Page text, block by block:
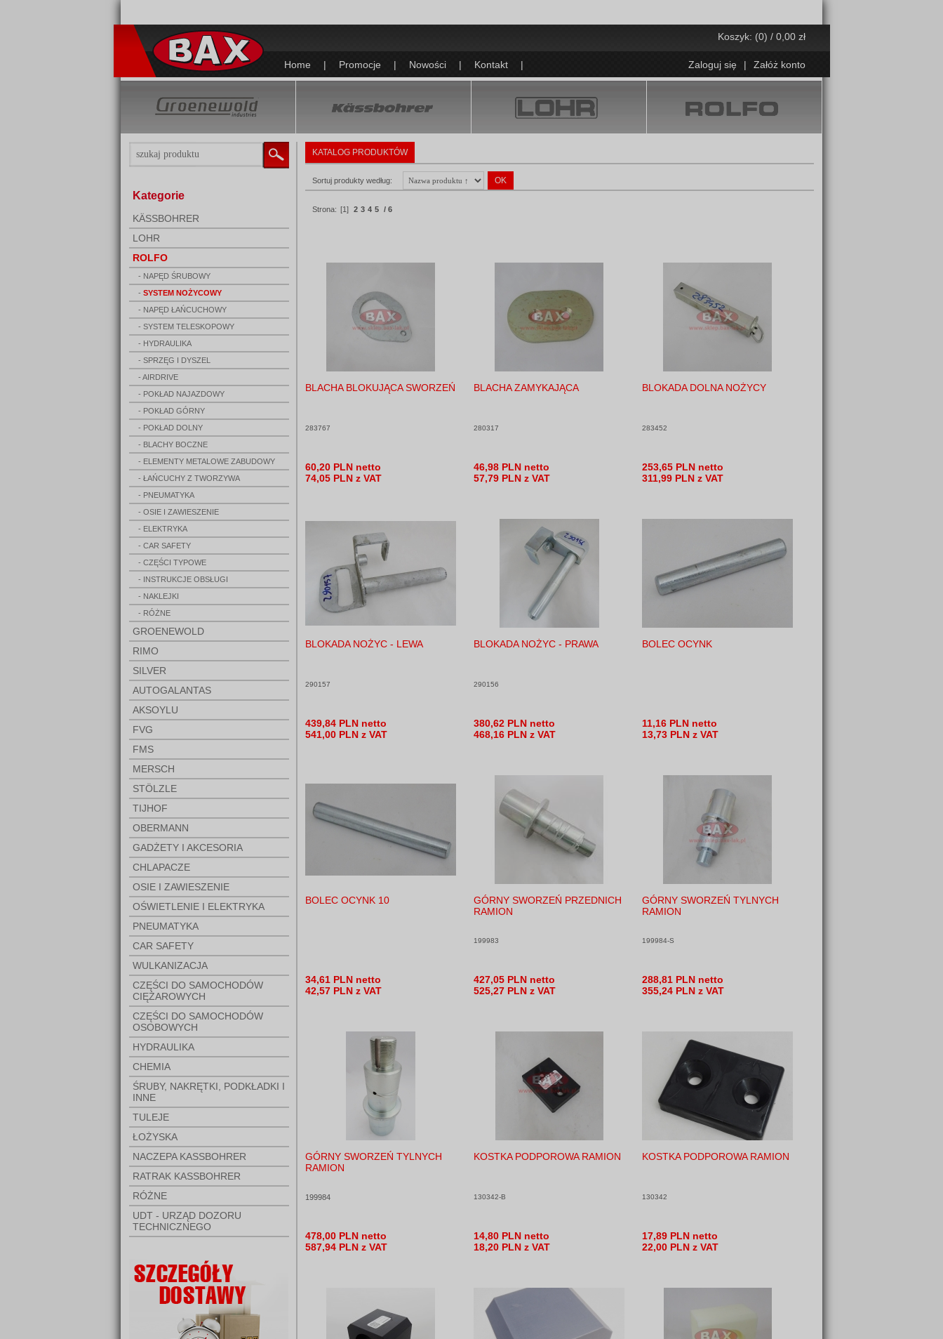
Home | Promocje | Nowości | Kontakt | Zaloguj się | Załóż konto
Koszyk: (0) / 0,00 zł
Kategorie
KÄSSBOHRER
LOHR
ROLFO
- NAPĘD ŚRUBOWY
- SYSTEM NOŻYCOWY
- NAPĘD ŁAŃCUCHOWY
- SYSTEM TELESKOPOWY
- HYDRAULIKA
- SPRZĘG I DYSZEL
- AIRDRIVE
- POKŁAD NAJAZDOWY
- POKŁAD GÓRNY
- POKŁAD DOLNY
- BLACHY BOCZNE
- ELEMENTY METALOWE ZABUDOWY
- ŁAŃCUCHY Z TWORZYWA
- PNEUMATYKA
- OSIE I ZAWIESZENIE
- ELEKTRYKA
- CAR SAFETY
- CZĘŚCI TYPOWE
- INSTRUKCJE OBSŁUGI
- NAKLEJKI
- RÓŻNE
GROENEWOLD
RIMO
SILVER
AUTOGALANTAS
AKSOYLU
FVG
FMS
MERSCH
STÖLZLE
TIJHOF
OBERMANN
GADŻETY I AKCESORIA
CHLAPACZE
OSIE I ZAWIESZENIE
OŚWIETLENIE I ELEKTRYKA
PNEUMATYKA
CAR SAFETY
WULKANIZACJA
CZĘŚCI DO SAMOCHODÓW
CIĘŻAROWYCH
CZĘŚCI DO SAMOCHODÓW
OSOBOWYCH
HYDRAULIKA
CHEMIA
ŚRUBY, NAKRĘTKI, PODKŁADKI I
INNE
TULEJE
ŁOŻYSKA
NACZEPA KASSBOHRER
RATRAK KASSBOHRER
RÓŻNE
UDT - URZĄD DOZORU
TECHNICZNEGO
KATALOG PRODUKTÓW
Sortuj produkty według:
Strona: [1] 2 3 4 5 / 6
BLACHA BLOKUJĄCA SWORZEŃ
283767
60,20 PLN netto
74,05 PLN z VAT
BLACHA ZAMYKAJĄCA
280317
46,98 PLN netto
57,79 PLN z VAT
BLOKADA DOLNA NOŻYCY
283452
253,65 PLN netto
311,99 PLN z VAT
BLOKADA NOŻYC - LEWA
290157
439,84 PLN netto
541,00 PLN z VAT
BLOKADA NOŻYC - PRAWA
290156
380,62 PLN netto
468,16 PLN z VAT
BOLEC OCYNK
11,16 PLN netto
13,73 PLN z VAT
BOLEC OCYNK 10
34,61 PLN netto
42,57 PLN z VAT
GÓRNY SWORZEŃ PRZEDNICH
RAMION
199983
427,05 PLN netto
525,27 PLN z VAT
GÓRNY SWORZEŃ TYLNYCH
RAMION
199984-S
288,81 PLN netto
355,24 PLN z VAT
GÓRNY SWORZEŃ TYLNYCH
RAMION
199984
478,00 PLN netto
587,94 PLN z VAT
KOSTKA PODPOROWA RAMION
130342-B
14,80 PLN netto
18,20 PLN z VAT
KOSTKA PODPOROWA RAMION
130342
17,89 PLN netto
22,00 PLN z VAT